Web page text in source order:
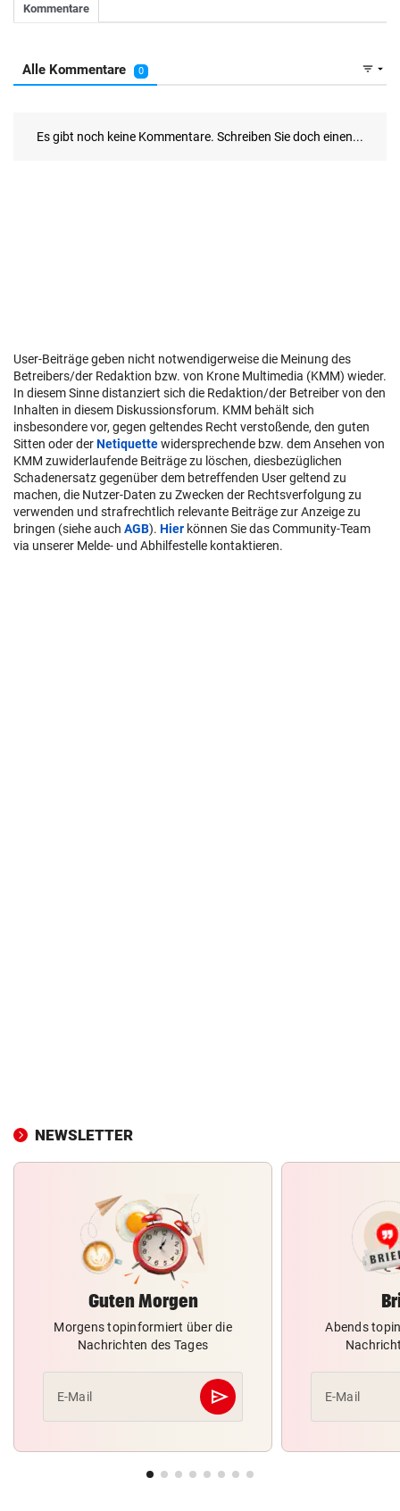
User-Beiträge geben nicht notwendigerweise die Meinung des
Betreibers/der Redaktion bzw. von Krone Multimedia (KMM) wieder.
In diesem Sinne distanziert sich die Redaktion/der Betreiber von den
Inhalten in diesem Diskussionsforum. KMM behält sich
insbesondere vor, gegen geltendes Recht verstoßende, den guten
Sitten oder derNetiquettewidersprechende bzw. dem Ansehen von
KMM zuwiderlaufende Beiträge zu löschen, diesbezüglichen
Schadenersatz gegenüber dem betreffenden User geltend zu
machen, die Nutzer-Daten zu Zwecken der Rechtsverfolgung zu
verwenden und strafrechtlich relevante Beiträge zur Anzeige zu
bringen (siehe auch AGB). Hier können Sie das Community-Team
via unserer Melde- und Abhilfestelle kontaktieren.
NEWSLETTER
Guten Morgen
Morgens topinformiert über die
Nachrichten des Tages
E-Mail send
Abschicken
Abends
E-Mail